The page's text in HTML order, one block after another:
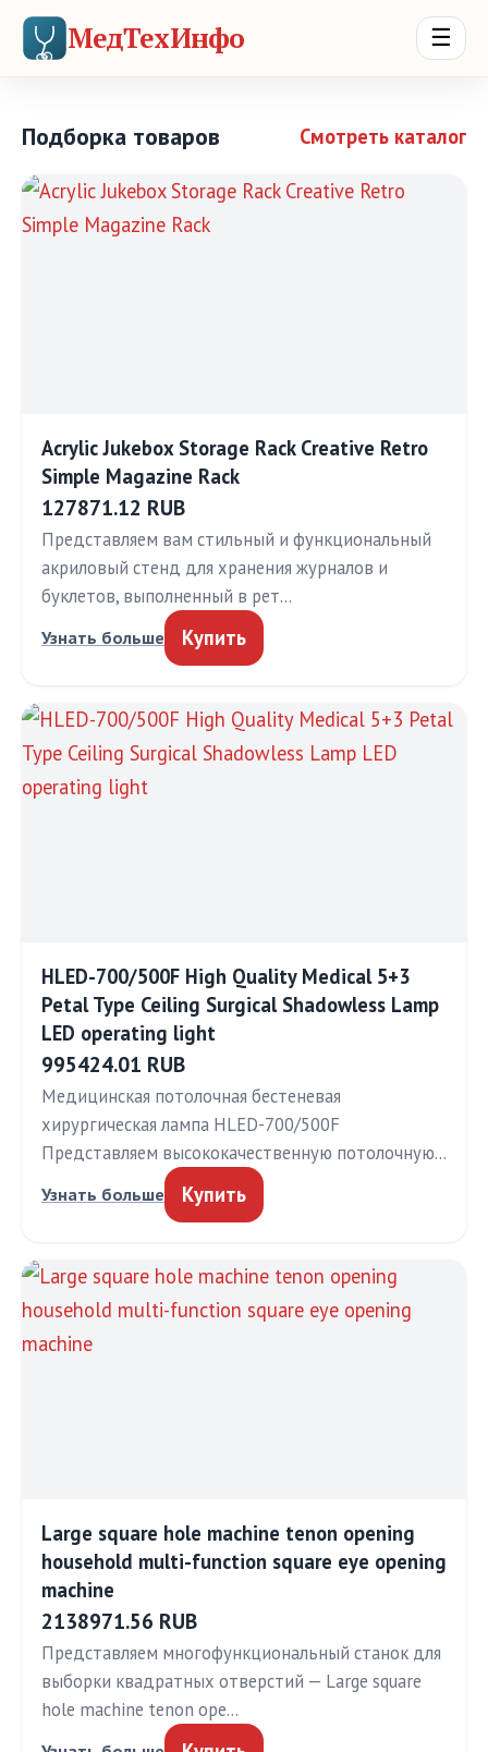
МедТехИнфо ☰
Подборка товаров Смотреть каталог
Acrylic Jukebox Storage Rack Creative Retro
Simple Magazine Rack
127871.12 RUB
Представляем вам стильный и функциональный
акриловый стенд для хранения журналов и
буклетов, выполненный в рет…
Узнать больше Купить
HLED-700/500F High Quality Medical 5+3
Petal Type Ceiling Surgical Shadowless Lamp
LED operating light
995424.01 RUB
Медицинская потолочная бестеневая
хирургическая лампа HLED-700/500F
Представляем высококачественную потолочную…
Узнать больше Купить
Large square hole machine tenon opening
household multi-function square eye opening
machine
2138971.56 RUB
Представляем многофункциональный станок для
выборки квадратных отверстий — Large square
hole machine tenon ope…